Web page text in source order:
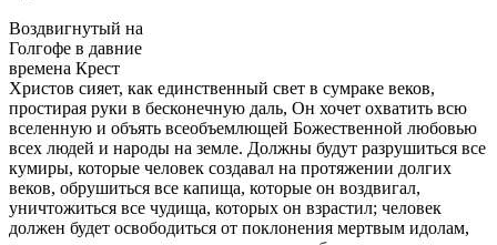
Воздвигнутый на
Голгофе в давние
времена Крест
Христов сияет, как единственный свет в сумраке веков,
простирая руки в бесконечную даль, Он хочет охватить всю
вселенную и объять всеобъемлющей Божественной любовью
всех людей и народы на земле. Должны будут разрушиться все
кумиры, которые человек создавал на протяжении долгих
веков, обрушиться все капища, которые он воздвигал,
уничтожиться все чудища, которых он взрастил; человек
должен будет освободиться от поклонения мертвым идолам,